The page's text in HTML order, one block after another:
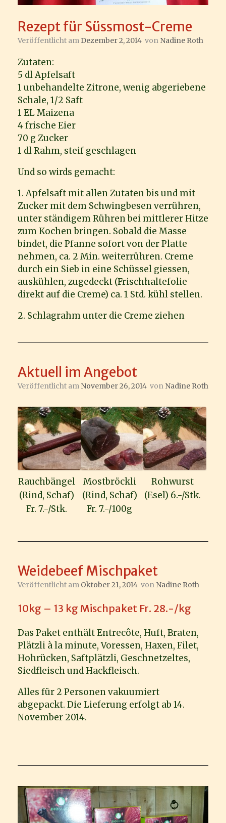
Rezept für Süssmost-Creme
Veröffentlicht am Dezember 2, 2014 von Nadine Roth
Zutaten:
5 dl Apfelsaft
1 unbehandelte Zitrone, wenig abgeriebene
Schale, 1/2 Saft
1 EL Maizena
4 frische Eier
70 g Zucker
1 dl Rahm, steif geschlagen
Und so wirds gemacht:
1. Apfelsaft mit allen Zutaten bis und mit
Zucker mit dem Schwingbesen verrühren,
unter ständigem Rühren bei mittlerer Hitze
zum Kochen bringen. Sobald die Masse
bindet, die Pfanne sofort von der Platte
nehmen, ca. 2 Min. weiterrühren. Creme
durch ein Sieb in eine Schüssel giessen,
auskühlen, zugedeckt (Frischhaltefolie
direkt auf die Creme) ca. 1 Std. kühl stellen.
2. Schlagrahm unter die Creme ziehen
Aktuell im Angebot
Veröffentlicht am November 26, 2014 von Nadine Roth
Rauchbängel
(Rind, Schaf)
Fr. 7.-/Stk.
Mostbröckli
(Rind, Schaf)
Fr. 7.-/100g
Rohwurst
(Esel) 6.-/Stk.
Weidebeef Mischpaket
Veröffentlicht am Oktober 21, 2014 von Nadine Roth
10kg – 13 kg Mischpaket Fr. 28.-/kg
Das Paket enthält Entrecôte, Huft, Braten,
Plätzli à la minute, Voressen, Haxen, Filet,
Hohrücken, Saftplätzli, Geschnetzeltes,
Siedfleisch und Hackfleisch.
Alles für 2 Personen vakuumiert
abgepackt. Die Lieferung erfolgt ab 14.
November 2014.